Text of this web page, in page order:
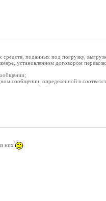
поданных под погрузку,
установленном договором
сообщении, определенной в
них